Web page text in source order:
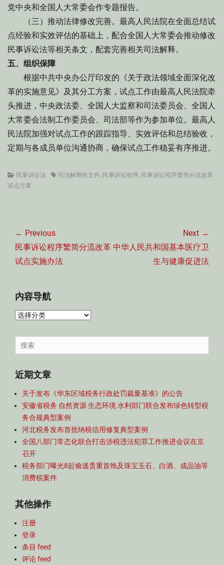
党中央和全国人大常委会作专题报告。
（三）推动法律修改完善。最高人民法院在全面总结试
点经验和实效评估的基础上，配合全国人大常委会推动修改
民事诉讼法等相关条文，配套完善相关司法解释。
五、组织保障
根据中共中央办公厅印发的《关于政法领域全面深化改
革的实施意见》及其分工方案，试点工作由最高人民法院牵
头推进，中央政法委、全国人大监察和司法委员会、全国人
大常委会法制工作委员会、司法部等作为参加单位。最高人
民法院加强对试点工作的跟踪指导、实效评估和总结验收，
定期与各成员单位沟通协商，确保试点工作稳妥有序推进。
Categories
民事诉讼法 Tags司法解释性文件, 民事诉讼程序, 民事诉讼程序繁简分流改革
试点方案
章
导
航
← Previous
Previous
post:
民事诉讼程序繁简分流改革
试点实施办法
Next →
Next
中华人民共和国基本医疗卫
生与健康促进法
内容导航
内
导
航
Search
for:
近期文章
关于发布《华东区域税务行政处罚裁量基准》的公告
安徽省税务 自然资源 生态环境 水利部门联合发布绿色转型税
务合规典型案例
河北税务发布首批纳税信用修复典型案例
全国八部门常态化联合打击涉税违法犯罪工作推进会议在京
召开
税务部门曝光8起偷逃贵重首饰及珠宝玉石、白酒、成品油等
消费税案件
其他操作
注册
登录
条目 feed
评论 feed